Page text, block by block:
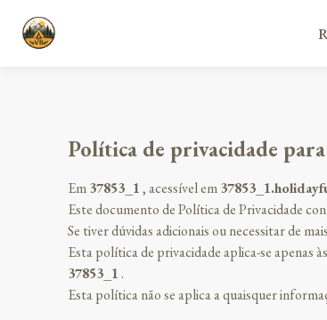
Política de privacidade
Em37853_1, acessível em
Este documento de Política de Privacidade
Se tiver dúvidas adicionais ou necessitar de
Esta política de privacidade aplica-se apenas
37853_1 .
Esta política não se aplica a quaisquer